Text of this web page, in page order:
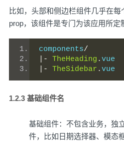
比如，头部和侧边栏组件几乎在
prop，该组件是专门为该应用所定
components/
|-
TheHeading .vue
|-
TheSidebar .vue
1.2.3 基础组件名
基础组件：不包含业务，独
件，比如日期选择器、模态